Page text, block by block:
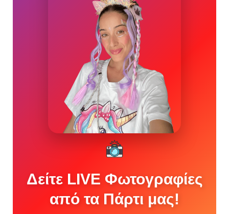
Δείτε LIVE Φωτογραφίες
από τα Πάρτι μας!